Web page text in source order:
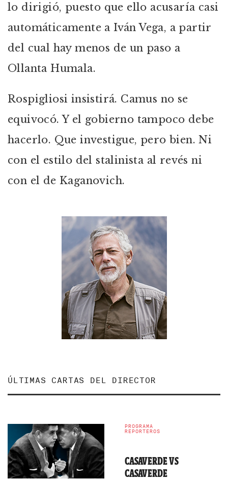
lo dirigió, puesto que ello acusaría casi
automáticamente a Iván Vega, a partir
del cual hay menos de un paso a
Ollanta Humala.
Rospigliosi insistirá. Camus no se
equivocó. Y el gobierno tampoco debe
hacerlo. Que investigue, pero bien. Ni
con el estilo del stalinista al revés ni
con el de Kaganovich.
ÚLTIMAS CARTAS DEL DIRECTOR
PROGRAMA
REPORTEROS
CASAVERDE VS
CASAVERDE